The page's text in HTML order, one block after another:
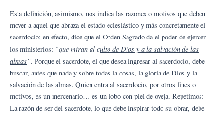
Esta definición, asimismo, nos indica las razones o motivos que deben
mover a aquel que abraza el estado eclesiástico y más concretamente el
sacerdocio; en efecto, dice que el Orden Sagrado da el poder de ejercer
los ministerios: “que miran al culto de Dios y a la salvación de las
almas”. Porque el sacerdote, el que desea ingresar al sacerdocio, debe
buscar, antes que nada y sobre todas la cosas, la gloria de Dios y la
salvación de las almas. Quien entra al sacerdocio, por otros fines o
motivos, es un mercenario… es un lobo con piel de oveja. Repetimos:
La razón de ser del sacerdote, lo que debe inspirar todo su obrar, debe